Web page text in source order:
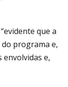
que a
programa e,
envolvidas e,